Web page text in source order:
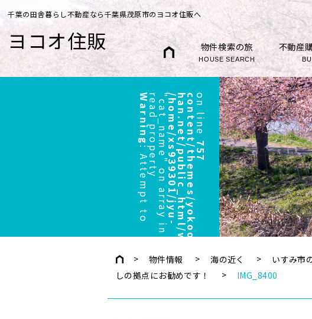
千葉の田舎暮らし不動産なら千葉県茂原市のヨコオ住販へ
ヨコオ住販 物件検索の旅
HOUSE SEARCH
不動産
Warning
:
A
t
t
e
m
p
t
t
o
r
e
a
d
p
r
o
p
e
r
t
y
"
c
a
t
_
n
a
m
e
"
o
n
a
r
r
a
y
i
n/
h
o
m
e
/
x
s
9
3
9
3
0
1
/
j
y
u
-
h
a
n
.
n
e
t
/
p
u
b
l
i
c
_
h
t
m
l
/
w
p
/
w
p
-
c
o
n
t
e
n
t
/
t
h
e
m
e
s
/
y
o
k
o
o
/
h
e
a
d
e
r
.
p
hpon line
757
物件情報 海の近く
いすみ市
しの拠点にお勧めです！
IMG_8400